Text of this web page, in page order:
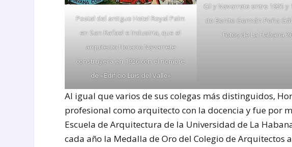
Postal del antiguo Hotel Royal Palm
en San Rafael e Industria, que el
arquitecto Horacio Navarrete
construyera en 1926 con el nombre
de «Edificio Luis del Valle»
Gil y Navarrete entre 1925 y
de Benito Germán Peña
Fotos de La Habana
Al igual que varios de sus colegas más distinguidos,
profesional como arquitecto con la docencia y fue por
Escuela de Arquitectura de la Universidad de La
cada año la Medalla de Oro del Colegio de Arquitectos